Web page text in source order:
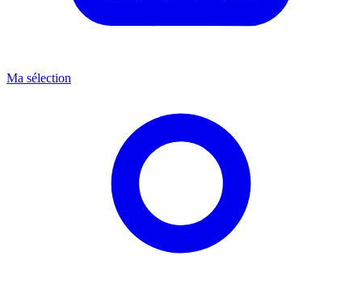
Ma sélection